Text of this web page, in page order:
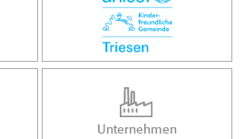
Unternehmen